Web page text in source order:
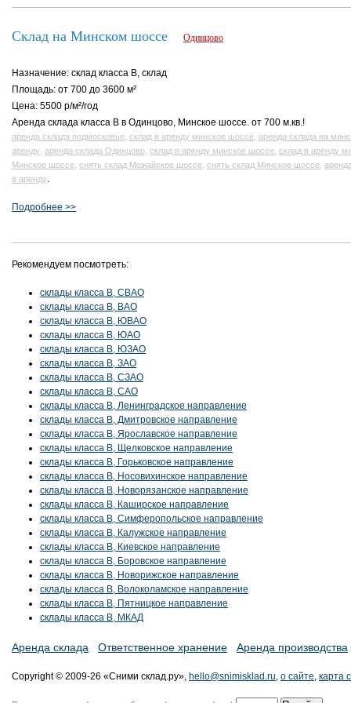
Склад на Минском шоссе Одинцово
Назначение: склад класса B, склад
Площадь: от 700 до 3600 м²
Цена: 5500 р/м²/год
Аренда склада класса В в Одинцово, Минское шоссе. от 700 м.кв.!
аренда склада подмосковье, склад в аренду минское шоссе, аренда склада на
аренду, аренда склада Одинцово, склад в аренду минское шоссе, склад в аренду
Минское шоссе, снять склад Можайское шоссе, снять склад Минское шоссе,
в аренду.
Подробнее >>
Рекомендуем посмотреть:
склады класса B, СВАО
склады класса B, ВАО
склады класса B, ЮВАО
склады класса B, ЮАО
склады класса B, ЮЗАО
склады класса B, ЗАО
склады класса B, СЗАО
склады класса B, САО
склады класса B, Ленинградское направление
склады класса B, Дмитровское направление
склады класса B, Ярославское направление
склады класса B, Щелковское направление
склады класса B, Горьковское направление
склады класса B, Носовихинское направление
склады класса B, Новорязанское направление
склады класса B, Каширское направление
склады класса B, Симферопольское направление
склады класса B, Калужское направление
склады класса B, Киевское направление
склады класса B, Боровское направление
склады класса B, Новорижское направление
склады класса B, Волоколамское направление
склады класса B, Пятницкое направление
склады класса B, МКАД
Аренда склада Ответственное хранение Аренда производства
Copyright © 2009-26 «Сними склад.ру», hello@snimisklad.ru, о сайте, карта